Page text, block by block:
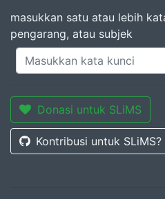
masukkan satu atau lebih
pengarang, atau subjek
Donasi untuk SLiMS
Kontribusi untuk SLiMS?